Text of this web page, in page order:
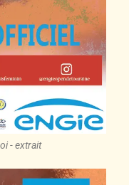
- extrait